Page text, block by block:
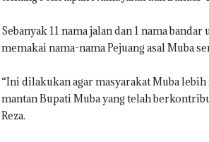
Sebanyak 11 nama jalan dan 1 nama
memakai nama-nama Pejuang asal Muba
“Ini dilakukan agar masyarakat Muba
mantan Bupati Muba yang telah
Reza.